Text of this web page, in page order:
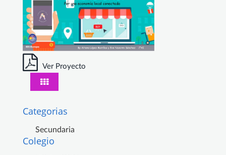
Ver Proyecto
Categorias
Secundaria
Colegio